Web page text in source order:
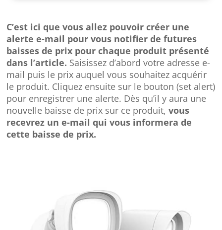
C’est ici que vous allez pouvoir créer une
alerte e-mail pour vous notifier de futures
baisses de prix pour chaque produit présenté
dans l’article. Saisissez d’abord votre adresse e-
mail puis le prix auquel vous souhaitez acquérir
le produit. Cliquez ensuite sur le bouton (set alert)
pour enregistrer une alerte. Dès qu’il y aura une
nouvelle baisse de prix sur ce produit,vous
recevrez un e-mail qui vous informera de
cette baisse de prix.